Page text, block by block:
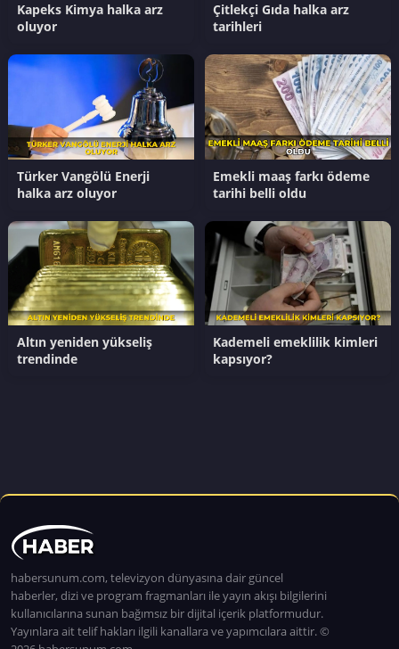
Kapeks Kimya halka arz
oluyor
Çitlekçi Gıda halka arz
tarihleri
Türker Vangölü Enerji
halka arz oluyor
Emekli maaş farkı ödeme
tarihi belli oldu
Altın yeniden yükseliş
trendinde
Kademeli emeklilik kimleri
kapsıyor?
habersunum.com, televizyon dünyasına dair güncel
haberler, dizi ve program fragmanları ile yayın akışı bilgilerini
kullanıcılarına sunan bağımsız bir dijital içerik platformudur.
Yayınlara ait telif hakları ilgili kanallara ve yapımcılara aittir. ©